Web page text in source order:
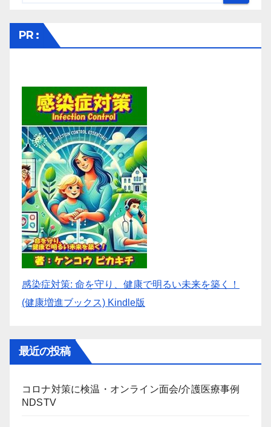
PR :
感染症対策: 命を守り、健康で明るい未来を築く！
(健康増進ブックス) Kindle版
最近の投稿
コロナ対策に検温・オンライン面会/介護医療事例
NDSTV